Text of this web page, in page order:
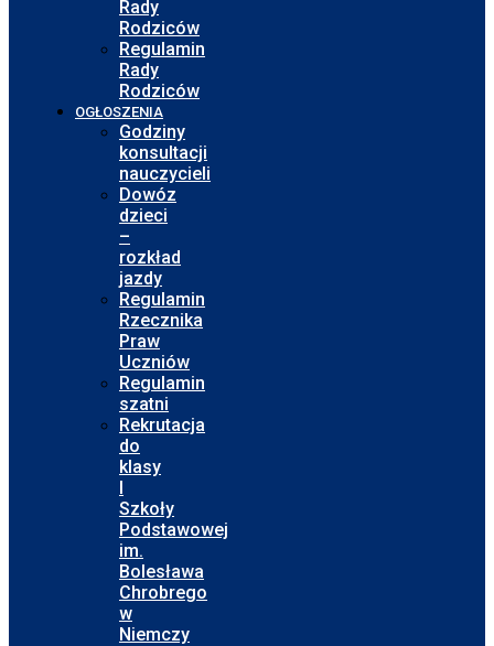
Rady
Rodziców
Regulamin
Rady
Rodziców
OGŁOSZENIA
Godziny
konsultacji
nauczycieli
Dowóz
dzieci
–
rozkład
jazdy
Regulamin
Rzecznika
Praw
Uczniów
Regulamin
szatni
Rekrutacja
do
klasy
I
Szkoły
Podstawowej
im.
Bolesława
Chrobrego
w
Niemczy